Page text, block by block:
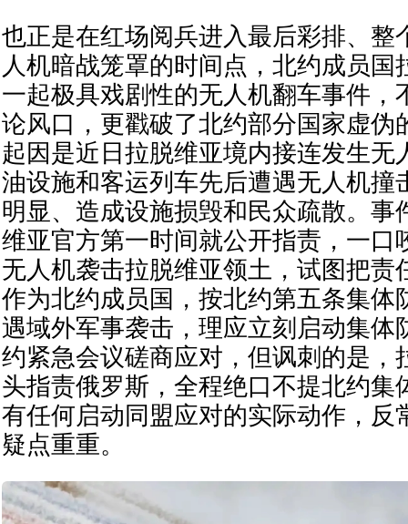
也正是在红场阅兵进入最后彩排、整
人机暗战笼罩的时间点，北约成员国
一起极具戏剧性的无人机翻车事件，
论风口，更戳破了北约部分国家虚伪
起因是近日拉脱维亚境内接连发生无
油设施和客运列车先后遭遇无人机撞
明显、造成设施损毁和民众疏散。事
维亚官方第一时间就公开指责，一口
无人机袭击拉脱维亚领土，试图把责
作为北约成员国，按北约第五条集体
遇域外军事袭击，理应立刻启动集体
约紧急会议磋商应对，但讽刺的是，
头指责俄罗斯，全程绝口不提北约集
有任何启动同盟应对的实际动作，反
疑点重重。